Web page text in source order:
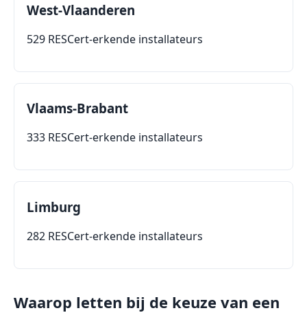
West-Vlaanderen
529 RESCert-erkende installateurs
Vlaams-Brabant
333 RESCert-erkende installateurs
Limburg
282 RESCert-erkende installateurs
Waarop letten bij de keuze van een